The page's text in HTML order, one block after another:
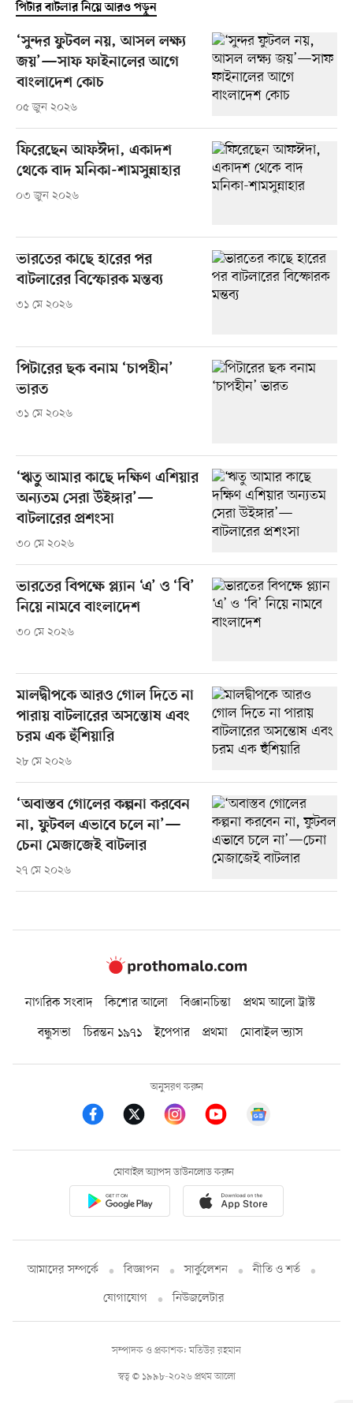
পিটার বাটলার নিয়ে আরও পড়ুন
‘সুন্দর ফুটবল নয়, আসল লক্ষ্য
জয়’—সাফ ফাইনালের আগে
বাংলাদেশ কোচ
০৫ জুন ২০২৬
ফিরেছেন আফঈদা, একাদশ
থেকে বাদ মনিকা-শামসুন্নাহার
০৩ জুন ২০২৬
ভারতের কাছে হারের পর
বাটলারের বিস্ফোরক মন্তব্য
৩১ মে ২০২৬
পিটারের ছক বনাম ‘চাপহীন’
ভারত
৩১ মে ২০২৬
‘ঋতু আমার কাছে দক্ষিণ এশিয়ার
অন্যতম সেরা উইঙ্গার’—
বাটলারের প্রশংসা
৩০ মে ২০২৬
ভারতের বিপক্ষে প্ল্যান ‘এ’ ও ‘বি’
নিয়ে নামবে বাংলাদেশ
৩০ মে ২০২৬
মালদ্বীপকে আরও গোল দিতে না
পারায় বাটলারের অসন্তোষ এবং
চরম এক হুঁশিয়ারি
২৮ মে ২০২৬
‘অবাস্তব গোলের কল্পনা করবেন
না, ফুটবল এভাবে চলে না’—
চেনা মেজাজেই বাটলার
২৭ মে ২০২৬
নাগরিক সংবাদ কিশোর আলো বিজ্ঞানচিন্তা
প্রথম আলো ট্রাস্ট
বন্ধুসভা
চিরন্তন ১৯৭১ ইপেপার প্রথমা মোবাইল ভ্যাস
অনুসরণ করুন
মোবাইল অ্যাপস ডাউনলোড করুন
আমাদের সম্পর্কে বিজ্ঞাপন সার্কুলেশন
নীতি ও শর্ত
যোগাযোগ
নিউজলেটার
স্বত্ব © ১৯৯৮-২০২৬ প্রথম আলো
সম্পাদক ও প্রকাশক: মতিউর রহমান